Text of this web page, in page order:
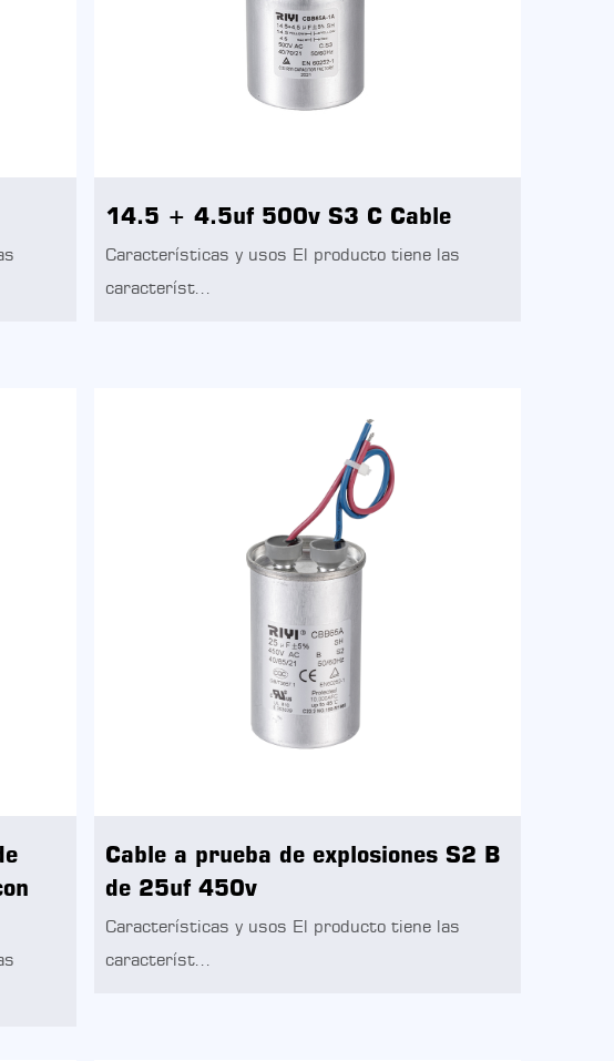
14.5 + 4.5uf 500v S3 C Cable
Características y usos El producto tiene las
característ...
Cable a prueba de explosiones S2 B
de 25uf 450v
Características y usos El producto tiene las
característ...